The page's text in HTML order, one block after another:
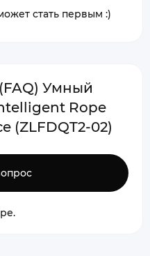
стать первым :)
Умный
Rope
(ZLFDQT2-02)